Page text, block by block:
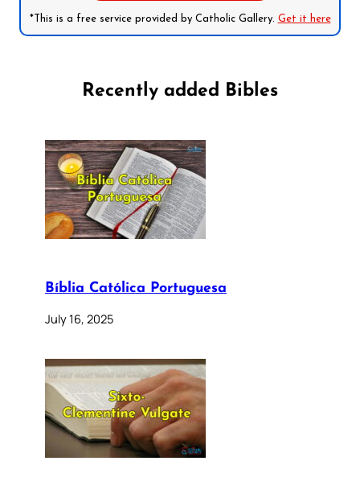
*This is a free service provided by Catholic Gallery. Get it here
Recently added Bibles
Bíblia Católica Portuguesa
July 16, 2025